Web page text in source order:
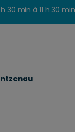
h 30 min à11 h 30 min